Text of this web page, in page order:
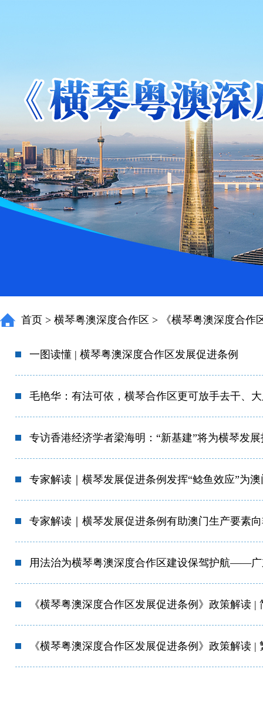
首页 > 横琴粤澳深度合作区 > 《横琴粤澳深度合
一图读懂 | 横琴粤澳深度合作区发展促进条例
毛艳华：有法可依，横琴合作区更可放手去干、
专访香港经济学者梁海明：“新基建”将为横琴发
专家解读｜横琴发展促进条例发挥“鲶鱼效应”为
专家解读｜横琴发展促进条例有助澳门生产要素
用法治为横琴粤澳深度合作区建设保驾护航——
《横琴粤澳深度合作区发展促进条例》政策解读 |
《横琴粤澳深度合作区发展促进条例》政策解读 |